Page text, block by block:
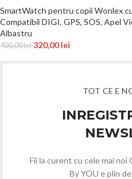
SmartWatch pentru copii Wonlex
Compatibil DIGI, GPS, SOS, Apel
Albastru
400,00lei 320,00lei
TOT CE E
Fii la curent cu cele mai
By YOU e plin